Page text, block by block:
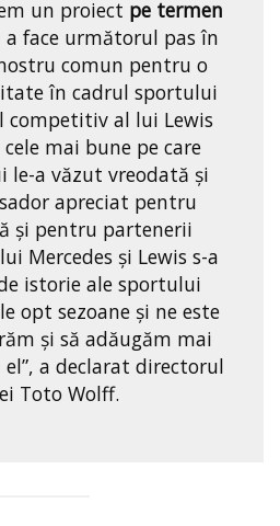
un proiect pe termen
face următorul pas în
comun pentru o
în cadrul sportului
competitiv al lui Lewis
mai bune pe care
le-a văzut vreodată și
apreciat pentru
și pentru partenerii
Mercedes și Lewis s-a
istorie ale sportului
opt sezoane și ne este
și să adăugăm mai
a declarat directorul
Toto Wolff.